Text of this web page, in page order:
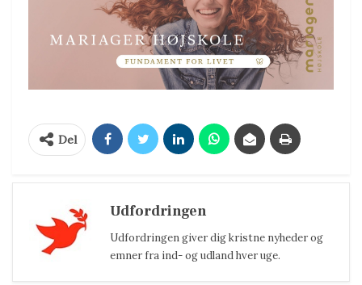
Del
Udfordringen
Udfordringen giver dig kristne nyheder og
emner fra ind- og udland hver uge.